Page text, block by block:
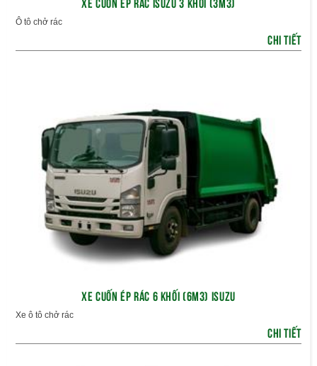
Ô tô chở rác
CHI TIẾT
XE CUỐN ÉP RÁC 6 KHỐI (6M3) ISUZU
Xe ô tô chở rác
CHI TIẾT